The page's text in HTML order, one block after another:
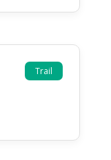
Trail